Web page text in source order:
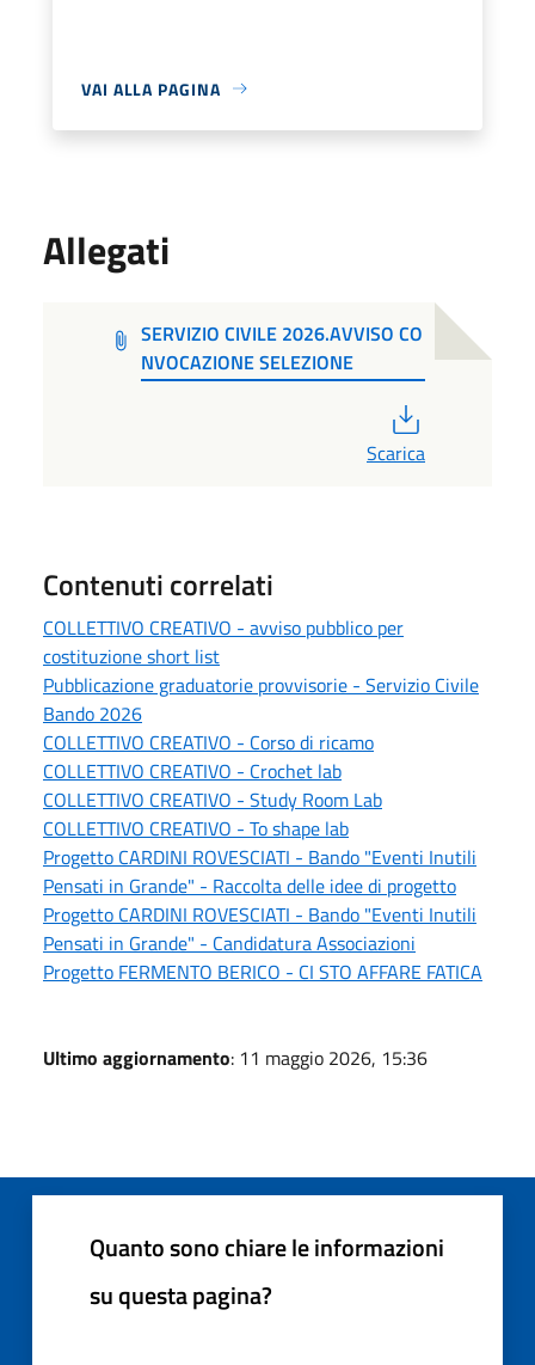
VAI ALLA PAGINA
Allegati
SERVIZIO CIVILE 2026.AVVISO CO
NVOCAZIONE SELEZIONE
Scarica
Contenuti correlati
COLLETTIVO CREATIVO - avviso pubblico per
costituzione short list
Pubblicazione graduatorie provvisorie - Servizio Civile
Bando 2026
COLLETTIVO CREATIVO - Corso di ricamo
COLLETTIVO CREATIVO - Crochet lab
COLLETTIVO CREATIVO - Study Room Lab
COLLETTIVO CREATIVO - To shape lab
Progetto CARDINI ROVESCIATI - Bando "Eventi Inutili
Pensati in Grande" - Raccolta delle idee di progetto
Progetto CARDINI ROVESCIATI - Bando "Eventi Inutili
Pensati in Grande" - Candidatura Associazioni
Progetto FERMENTO BERICO - CI STO AFFARE FATICA
Ultimo aggiornamento: 11 maggio 2026, 15:36
Quanto sono chiare le informazioni
su questa pagina?